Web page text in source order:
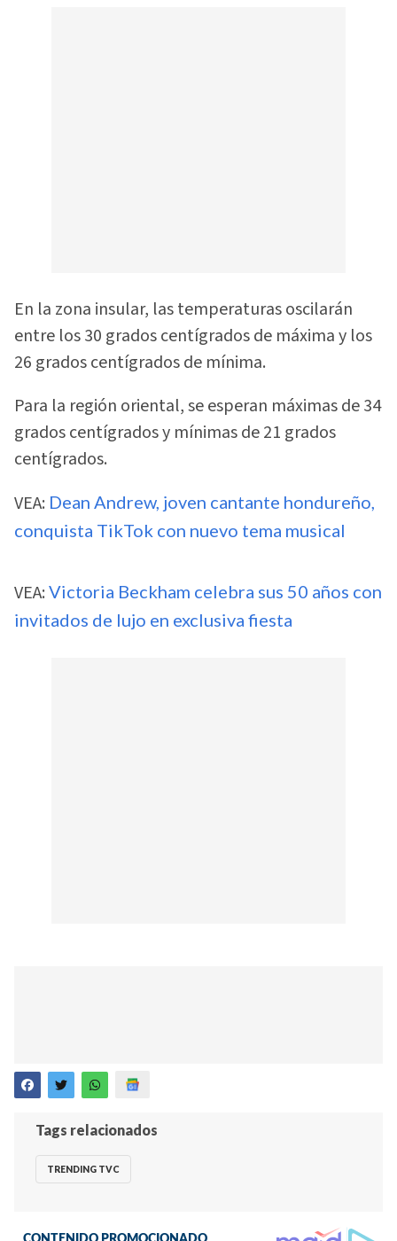
En la zona insular, las temperaturas oscilarán
entre los 30 grados centígrados de máxima y los
26 grados centígrados de mínima.
Para la región oriental, se esperan máximas de 34
grados centígrados y mínimas de 21 grados
centígrados.
VEA: Dean Andrew, joven cantante hondureño,
conquista TikTok con nuevo tema musical
VEA: Victoria Beckham celebra sus 50 años con
invitados de lujo en exclusiva fiesta
Tags relacionados
TRENDING TVC